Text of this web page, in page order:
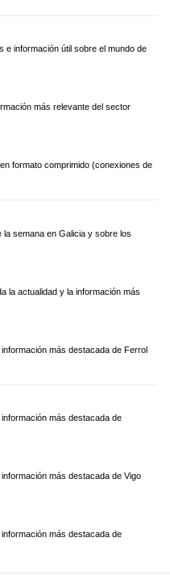
e información útil sobre el mundo de
más relevante del sector
formato comprimido (conexiones de
semana en Galicia y sobre los
la actualidad y la información más
más destacada de Ferrol
más destacada de
más destacada de Vigo
más destacada de